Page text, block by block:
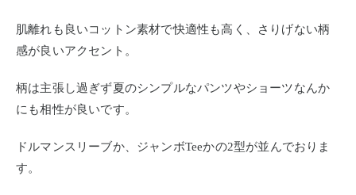
肌離れも良いコットン素材で快適性も高く、さりげない柄
感が良いアクセント。
柄は主張し過ぎず夏のシンプルなパンツやショーツなんか
にも相性が良いです。
ドルマンスリーブか、ジャンボTeeかの2型が並んでおりま
す。